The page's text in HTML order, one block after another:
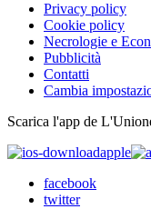
Privacy policy
Cookie policy
Necrologie e
Pubblicità
Contatti
Cambia
Scarica l'app de
apple
facebook
twitter